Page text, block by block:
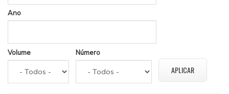
Ano
Volume Número